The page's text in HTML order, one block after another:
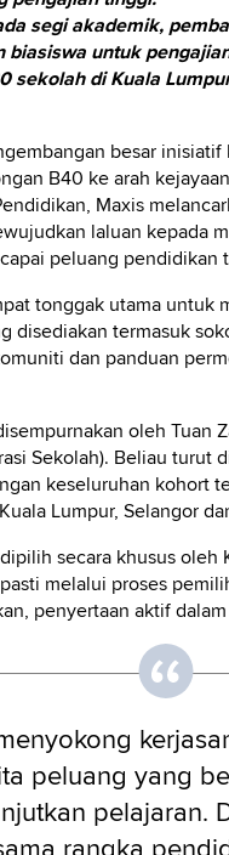
segi akademik,
biasiswa untuk
sekolah di Kuala
besar
B40 ke arah
Maxis
laluan kepada
peluang pendidikan
tonggak utama untuk
disediakan termasuk
dan panduan
oleh Tuan
Sekolah). Beliau
keseluruhan kohort
Lumpur, Selangor
secara khusus
melalui proses
penyertaan aktif
peluang yang
pelajaran.